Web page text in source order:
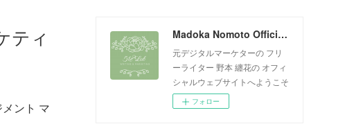
ティ
ント マ
Madoka Nomoto Official Website
元デジタルマーケターの フリ
ーライター 野本 纏花の オフィ
シャルウェブサイトへようこそ
フォロー